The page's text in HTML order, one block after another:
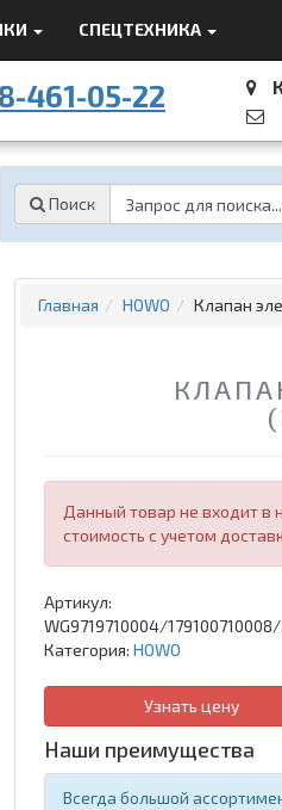
СПЕЦТЕХНИКА
461-05-22
Поиск
Главная HOWO Клапан
Данный товар не входит в
стоимость с учетом
Артикул:
WG9719710004/
Категория: HOWO
Узнать цену
Наши преимущества
Всегда большой